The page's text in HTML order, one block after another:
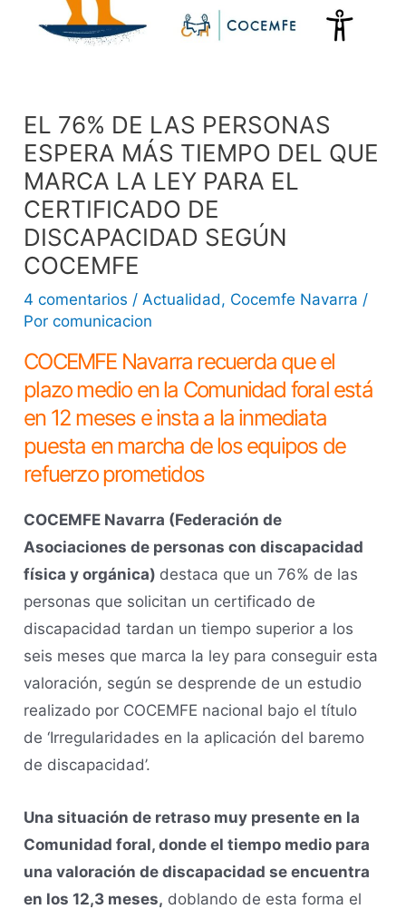
EL 76% DE LAS PERSONAS
ESPERA MÁS TIEMPO DEL QUE
MARCA LA LEY PARA EL
CERTIFICADO DE
DISCAPACIDAD SEGÚN
COCEMFE
4 comentarios /Actualidad, Cocemfe Navarra /
Porcomunicacion
COCEMFE Navarra recuerda que el
plazo medio en la Comunidad foral está
en 12 meses e insta a la inmediata
puesta en marcha de los equipos de
refuerzo prometidos
COCEMFE Navarra (Federación de
Asociaciones de personas con discapacidad
física y orgánica) destaca que un 76% de las
personas que solicitan un certificado de
discapacidad tardan un tiempo superior a los
seis meses que marca la ley para conseguir esta
valoración, según se desprende de un estudio
realizado por COCEMFE nacional bajo el título
de ‘Irregularidades en la aplicación del baremo
de discapacidad’.
Una situación de retraso muy presente en la
Comunidad foral, donde el tiempo medio para
una valoración de discapacidad se encuentra
en los 12,3 meses, doblando de esta forma el